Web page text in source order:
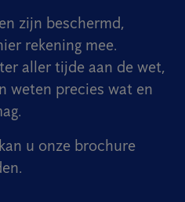
zijn beschermd,
rekening mee.
aller tijde aan de wet,
weten precies wat en
u onze brochure